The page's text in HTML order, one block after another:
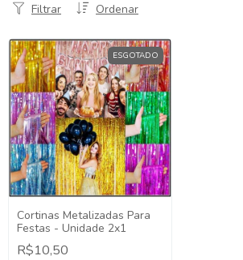
Ordenar
Filtrar
ESGOTADO
Cortinas Metalizadas Para
Festas - Unidade 2x1
R$10,50